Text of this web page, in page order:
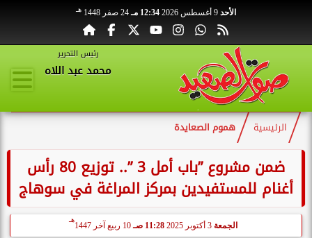
الأحد 12:34 مـ 24 صفر 1448 هـ
رئيس التحرير
محمد عبد اللاه
الرئيسية هموم الصعايدة
ضمن مشروع ”باب أمل 3 ”.. توزيع 80 رأس
أغنام للمستفيدين بمركز المراغة في سوهاج
الجمعة 11:28 صـ 10 ربيع آخر 1447
هـ